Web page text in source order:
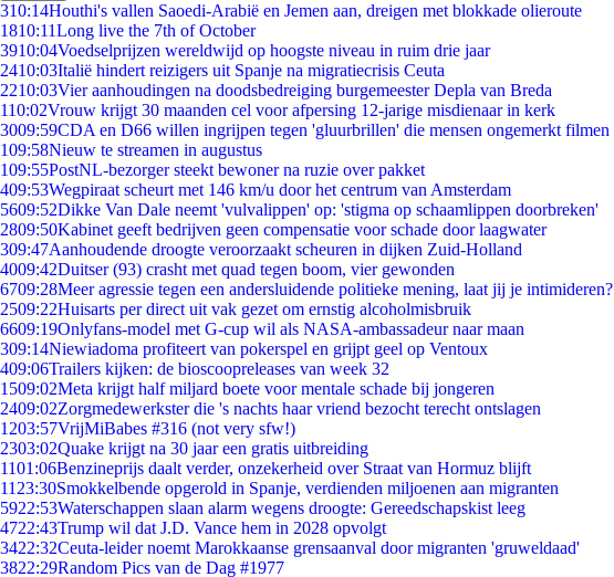
310:14Houthi's vallen Saoedi-Arabië en Jemen aan, dreigen met blokkade olieroute
1810:11Long live the 7th of October
3910:04Voedselprijzen wereldwijd op hoogste niveau in ruim drie jaar
2410:03Italië hindert reizigers uit Spanje na migratiecrisis Ceuta
2210:03Vier aanhoudingen na doodsbedreiging burgemeester Depla van Breda
110:02Vrouw krijgt 30 maanden cel voor afpersing 12-jarige misdienaar in kerk
3009:59CDA en D66 willen ingrijpen tegen 'gluurbrillen' die mensen ongemerkt filmen
109:58Nieuw te streamen in augustus
109:55PostNL-bezorger steekt bewoner na ruzie over pakket
409:53Wegpiraat scheurt met 146 km/u door het centrum van Amsterdam
5609:52Dikke Van Dale neemt 'vulvalippen' op: 'stigma op schaamlippen doorbreken'
2809:50Kabinet geeft bedrijven geen compensatie voor schade door laagwater
309:47Aanhoudende droogte veroorzaakt scheuren in dijken Zuid-Holland
4009:42Duitser (93) crasht met quad tegen boom, vier gewonden
6709:28Meer agressie tegen een andersluidende politieke mening, laat jij je intimideren?
2509:22Huisarts per direct uit vak gezet om ernstig alcoholmisbruik
6609:19Onlyfans-model met G-cup wil als NASA-ambassadeur naar maan
309:14Niewiadoma profiteert van pokerspel en grijpt geel op Ventoux
409:06Trailers kijken: de bioscoopreleases van week 32
1509:02Meta krijgt half miljard boete voor mentale schade bij jongeren
2409:02Zorgmedewerkster die 's nachts haar vriend bezocht terecht ontslagen
1203:57VrijMiBabes #316 (not very sfw!)
2303:02Quake krijgt na 30 jaar een gratis uitbreiding
1101:06Benzineprijs daalt verder, onzekerheid over Straat van Hormuz blijft
11 23:30Smokkelbende opgerold in Spanje, verdienden miljoenen aan migranten
5922:53Waterschappen slaan alarm wegens droogte: Gereedschapskist leeg
4722:43Trump wil dat J.D. Vance hem in 2028 opvolgt
3422:32Ceuta-leider noemt Marokkaanse grensaanval door migranten 'gruweldaad'
3822:29Random Pics van de Dag #1977